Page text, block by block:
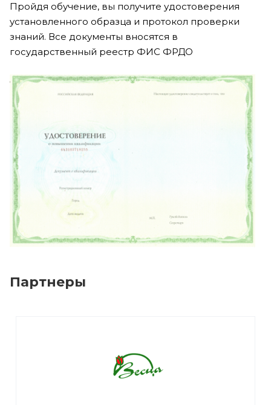
Пройдя обучение, вы получите удостоверения
установленного образца и протокол проверки
знаний. Все документы вносятся в
государственный реестр ФИС ФРДО
Партнеры